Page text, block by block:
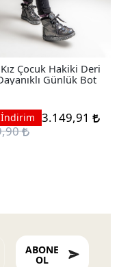
Çocuk Hakiki Deri
Günlük Bot
İndirim 3.149,91
ABONE
OL